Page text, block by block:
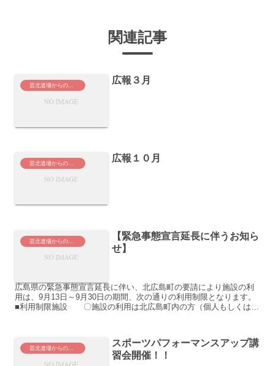
関連記事
芸北道場からのお知らせ 広報３月
広報１０月
【緊急事態宣言延長に伴うお知ら
せ】
広島県の緊急事態宣言延長に伴い、北広島町の要請により施設の利
用は、9月13日～9月30日の期間、次の通りの利用制限となります。
■利用制限施設 〇施設の利用は北広島町内の方（個人もしくは団
芸北道場からのお知らせ
スポーツパフォーマンスアップ講
習会開催！！